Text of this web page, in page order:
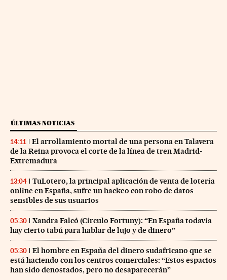
ÚLTIMAS NOTICIAS
14:11
El arrollamiento mortal de una persona en Talavera
de la Reina provoca el corte de la línea de tren Madrid-
Extremadura
13:04
TuLotero, la principal aplicación de venta de lotería
online en España, sufre un hackeo con robo de datos
sensibles de sus usuarios
05:30
Xandra Falcó (Círculo Fortuny): “En España todavía
hay cierto tabú para hablar de lujo y de dinero”
05:30
El hombre en España del dinero sudafricano que se
está haciendo con los centros comerciales: “Estos espacios
han sido denostados, pero no desaparecerán”